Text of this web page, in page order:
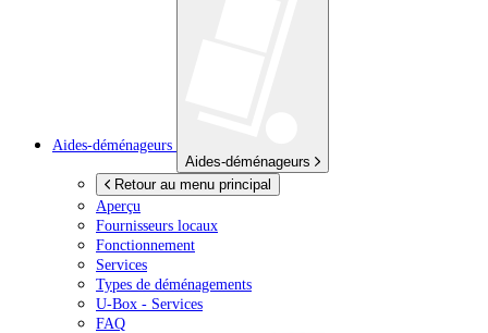
Aides-déménageurs
Aides-déménageurs
Retour au menu principal
Aperçu
Fournisseurs locaux
Fonctionnement
Services
Types de déménagements
U-Box - Services
FAQ